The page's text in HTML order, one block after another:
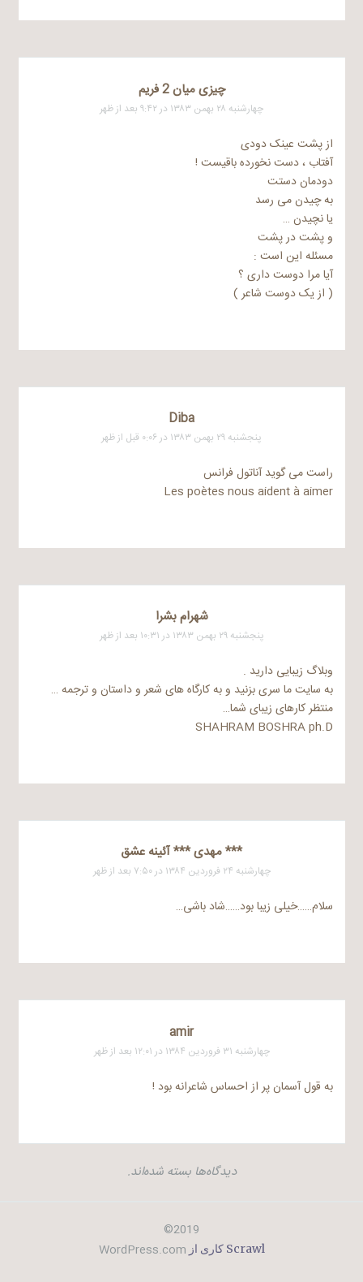
چیزی میان 2 فریم
چهارشنبه ۲۸ بهمن ۱۳۸۳ در ۹:۴۲ بعد از ظهر
از پشت عینک دودی
آفتاب ، دست نخورده باقیست !
دودمان دستت
به چیدن می رسد
یا نچیدن …
و پشت در پشت
مسئله این است :
آیا مرا دوست داری ؟
( از یک دوست شاعر )
Diba
پنجشنبه ۲۹ بهمن ۱۳۸۳ در ۰:۰۶ قبل از ظهر
راست می گوید آناتول فرانس
Les poètes nous aident à aimer
شهرام بشرا
پنجشنبه ۲۹ بهمن ۱۳۸۳ در ۱۰:۳۱ بعد از ظهر
وبلاگ زیبایی دارید .
به سایت ما سری بزنید و به کارگاه های شعر و داستان و ترجمه …
منتظر کارهای زیبای شما…
SHAHRAM BOSHRA ph.D
*** مهدی *** آئینه عشق
چهارشنبه ۲۴ فروردین ۱۳۸۴ در ۷:۵۰ بعد از ظهر
سلام……خیلی زیبا بود……شاد باشی…
amir
چهارشنبه ۳۱ فروردین ۱۳۸۴ در ۱۲:۰۱ بعد از ظهر
به قول آسمان پر از احساس شاعرانه بود !
دیدگاه‌ها بسته شده‌اند.
2019©
Scrawl کاری از WordPress.com